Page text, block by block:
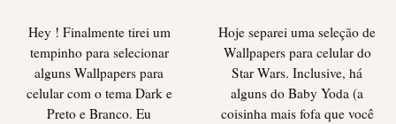
Hey ! Finalmente tirei um
tempinho para selecionar
alguns Wallpapers para
celular com o tema Dark e
Preto e Branco. Eu
Hoje separei uma seleção de
Wallpapers para celular do
Star Wars. Inclusive, há
alguns do Baby Yoda (a
coisinha mais fofa que você